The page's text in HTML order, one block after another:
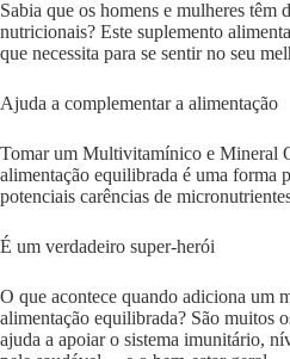
Sabia que os homens e mulheres têm
nutricionais? Este suplemento
que necessita para se sentir no seu
Ajuda a complementar a alimentação
Tomar um Multivitamínico e Mineral
alimentação equilibrada é uma forma
potenciais carências de
É um verdadeiro super-herói
O que acontece quando adiciona um
alimentação equilibrada? São muitos
ajuda a apoiar o sistema imunitário,